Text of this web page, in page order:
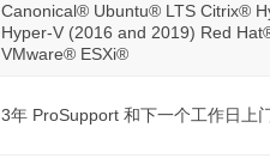
Canonical® Ubuntu® LTS Citrix®
Hyper-V (2016 and 2019) Red
VMware® ESXi®
3年 ProSupport 和下一个工作日上